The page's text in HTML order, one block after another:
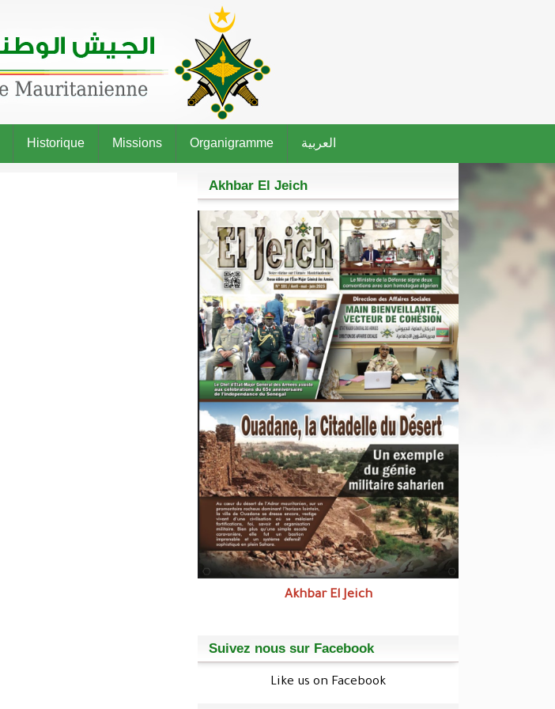
Historique Missions Organigramme العربية
Akhbar El Jeich
Akhbar El Jeich
Suivez nous sur Facebook
Like us on Facebook